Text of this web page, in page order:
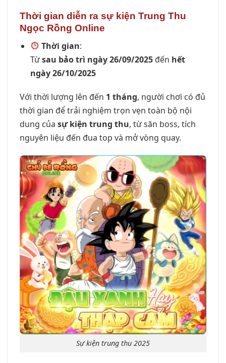
Thời gian diễn ra sự kiện Trung Thu
Ngọc Rồng Online
Thời gian:
Từsau bảo trì ngày 26/09/2025đến hết
ngày 26/10/2025
Với thời lượng lên đến 1 tháng, người chơi có đủ
thời gian để trải nghiệm trọn vẹn toàn bộ nội
dung của sự kiện trung thu, từ săn boss, tích
nguyên liệu đến đua top và mở vòng quay.
Sự kiện trung thu 2025